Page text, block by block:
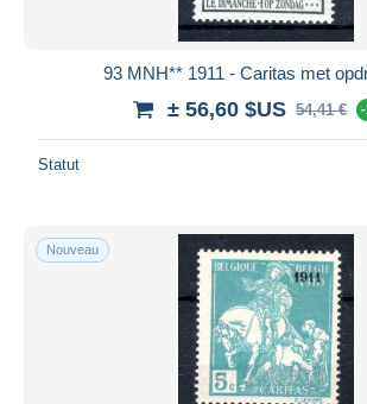
93 MNH** 1911 - Caritas met
± 56,60 $US 54,41 €
Statut
Nouveau